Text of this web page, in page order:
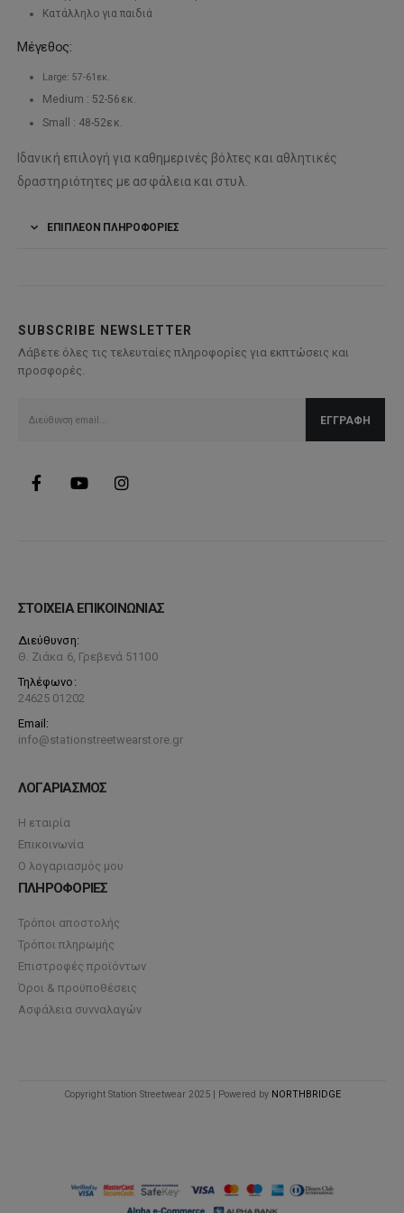
Κατάλληλο για παιδιά
Μέγεθος:
Large: 57-61εκ.
Medium : 52-56εκ.
Small : 48-52εκ.
Ιδανική επιλογή για καθημερινές βόλτες και αθλητικές
δραστηριότητες με ασφάλεια και στυλ.
ΕΠΙΠΛΈΟΝ ΠΛΗΡΟΦΟΡΊΕΣ
SUBSCRIBE NEWSLETTER
Λάβετε όλες τις τελευταίες πληροφορίες για εκπτώσεις και
προσφορές.
ΣΤΟΙΧΕΙΑ ΕΠΙΚΟΙΝΩΝΙΑΣ
Διεύθυνση:
Θ. Ζιάκα 6, Γρεβενά 51100
Τηλέφωνο:
24625 01202
Email:
info@stationstreetwearstore.gr
ΛΟΓΑΡΙΑΣΜΟΣ
Η εταιρία
Επικοινωνία
Ο λογαριασμός μου
ΠΛΗΡΟΦΟΡΙΕΣ
Τρόποι αποστολής
Τρόποι πληρωμής
Επιστροφές προϊόντων
Όροι & προϋποθέσεις
Ασφάλεια συνναλαγών
Copyright Station Streetwear 2025 | Powered by NORTHBRIDGE